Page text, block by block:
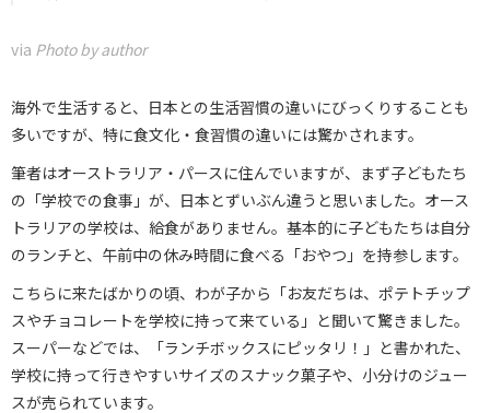
via Photo by author
海外で生活すると、日本との生活習慣の違いにびっくりすることも
多いですが、特に食文化・食習慣の違いには驚かされます。
筆者はオーストラリア・パースに住んでいますが、まず子どもたち
の「学校での食事」が、日本とずいぶん違うと思いました。オース
トラリアの学校は、給食がありません。基本的に子どもたちは自分
のランチと、午前中の休み時間に食べる「おやつ」を持参します。
こちらに来たばかりの頃、わが子から「お友だちは、ポテトチップ
スやチョコレートを学校に持って来ている」と聞いて驚きました。
スーパーなどでは、「ランチボックスにピッタリ！」と書かれた、
学校に持って行きやすいサイズのスナック菓子や、小分けのジュー
スが売られています。